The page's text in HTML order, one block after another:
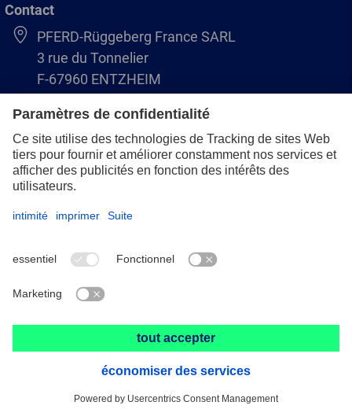
Contact
PFERD-Rüggeberg France SARL
3 rue du Tonnelier
F-67960 ENTZHEIM
+33 3 88 49 72 50
info@pferd.fr
+33 03 88 38 70 17
Protection des données
CGV
© 2026 PFERD-Rüggeberg France SARL